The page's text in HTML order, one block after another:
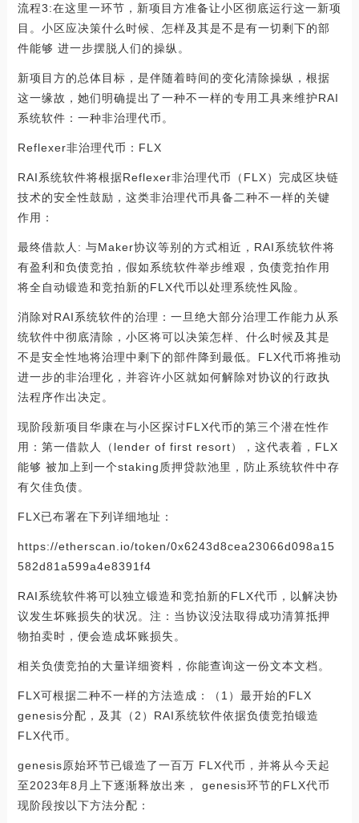
流程3:在这里一环节，新项目方准备让小区彻底运行这一新项
目。小区应决策什么时候、怎样及其是不是有一切剩下的部
件能够 进一步摆脱人们的操纵。
新项目方的总体目标，是伴随着時间的变化清除操纵，根据
这一缘故，她们明确提出了一种不一样的专用工具来维护RAI
系统软件：一种非治理代币。
Reflexer非治理代币：FLX
RAI系统软件将根据Reflexer非治理代币（FLX）完成区块链
技术的安全性鼓励，这类非治理代币具备二种不一样的关键
作用：
最终借款人: 与Maker协议等别的方式相近，RAI系统软件将
有盈利和负债竞拍，假如系统软件举步维艰，负债竞拍作用
将全自动锻造和竞拍新的FLX代币以处理系统性风险。
消除对RAI系统软件的治理：一旦绝大部分治理工作能力从系
统软件中彻底清除，小区将可以决策怎样、什么时候及其是
不是安全性地将治理中剩下的部件降到最低。FLX代币将推动
进一步的非治理化，并容许小区就如何解除对协议的行政执
法程序作出决定。
现阶段新项目华康在与小区探讨FLX代币的第三个潜在性作
用：第一借款人（lender of first resort），这代表着，FLX
能够 被加上到一个staking质押贷款池里，防止系统软件中存
有欠佳负债。
FLX已布署在下列详细地址：
https://etherscan.io/token/0x6243d8cea23066d098a15
582d81a599a4e8391f4
RAI系统软件将可以独立锻造和竞拍新的FLX代币，以解决协
议发生坏账损失的状况。注：当协议没法取得成功清算抵押
物拍卖时，便会造成坏账损失。
相关负债竞拍的大量详细资料，你能查询这一份文本文档‌。
FLX可根据二种不一样的方法造成：（1）最开始的FLX
genesis分配，及其（2）RAI系统软件依据负债竞拍锻造
FLX代币。
genesis原始环节已锻造了一百万 FLX代币，并将从今天起
至2023年8月上下逐渐释放出来， genesis环节的FLX代币
现阶段按以下方法分配：